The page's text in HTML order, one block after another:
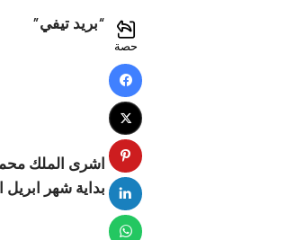
حصة
“بريد تيفي”
بداية شهر ابريل